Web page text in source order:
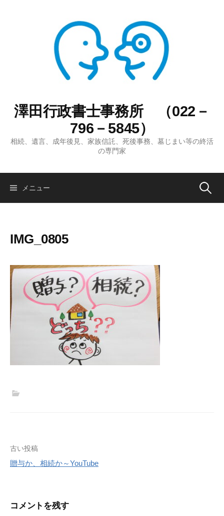
澤田行政書士事務所 （022－
796－5845）
相続、遺言、成年後見、家族信託、死後事務、墓じまい等の終活
の専門家
メニュー 検
IMG_0805
投
稿
ビ
古い投稿
贈与か、相続か～YouTube
コメントを残す